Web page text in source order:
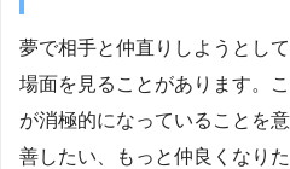
夢で相手と仲直りしようとし
場面を見ることがあります。
が消極的になっていることを
善したい、もっと仲良くなり